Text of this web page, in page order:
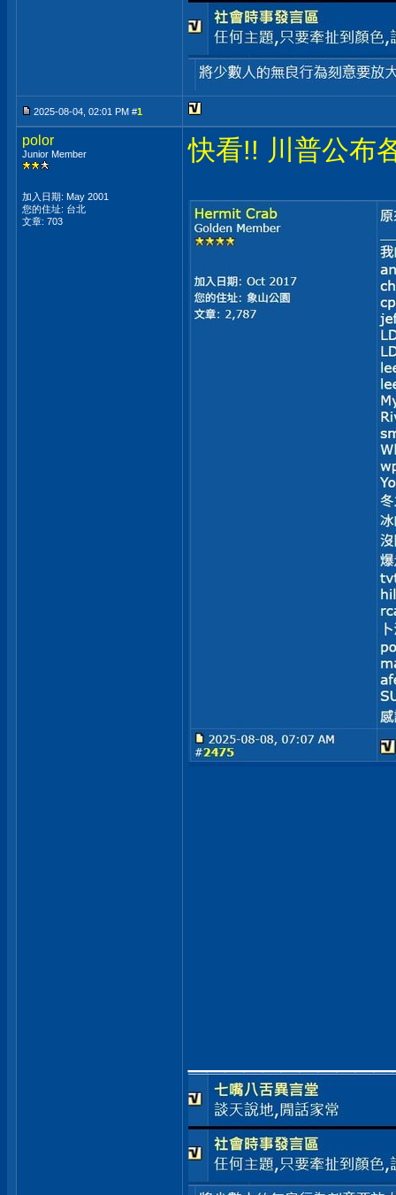
2025-08-04, 02:01 PM #1
polor
Junior Member
加入日期: May 2001
您的住址: 台北
文章: 703
快看!! 川普公布